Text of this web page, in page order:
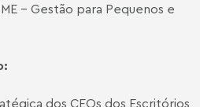
- Gestão para Pequenos e
dos CEOs dos Escritórios